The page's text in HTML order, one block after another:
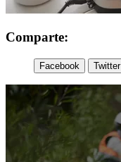
Comparte:
Facebook Twitter